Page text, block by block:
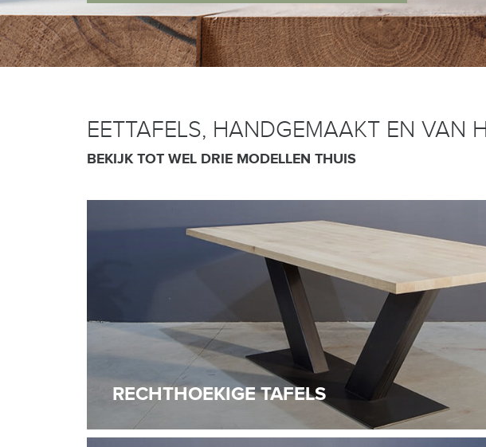
EETTAFELS, HANDGEMAAKT EN VAN
BEKIJK TOT WEL DRIE MODELLEN THUIS
RECHTHOEKIGE TAFELS